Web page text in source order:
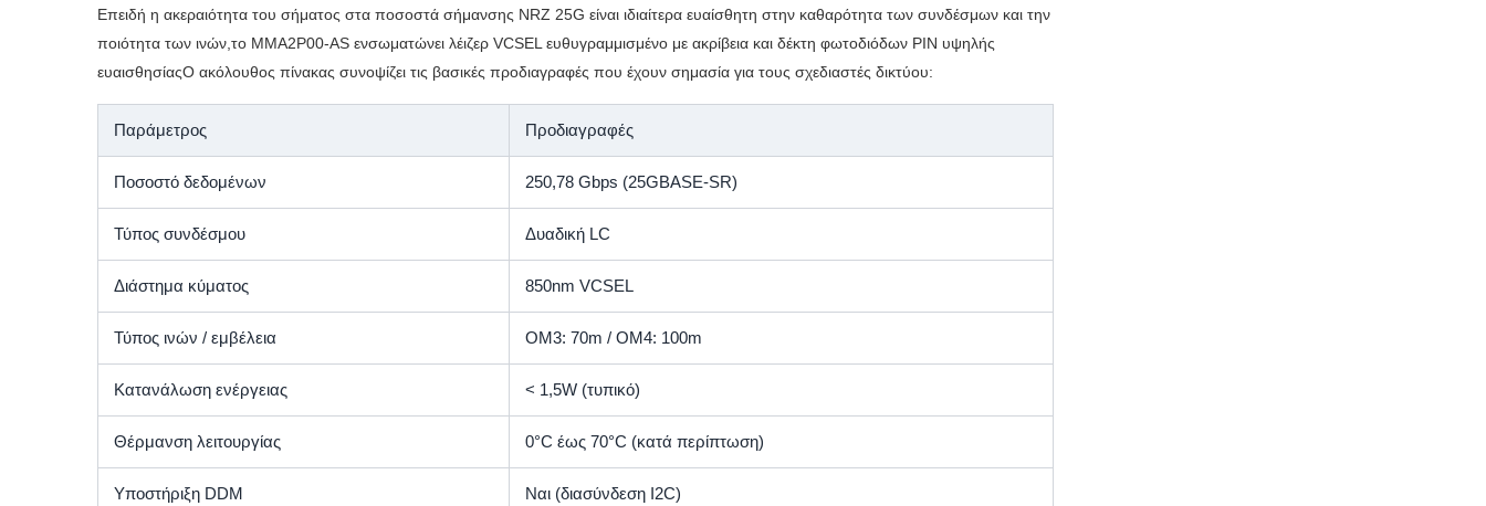
Επειδή η ακεραιότητα του σήματος στα ποσοστά σήμανσης NRZ 25G είναι ιδιαίτερα ευαίσθητη στην καθαρότητα των συνδέσμων και την
ποιότητα των ινών,το MMA2P00-AS ενσωματώνει λέιζερ VCSEL ευθυγραμμισμένο με ακρίβεια και δέκτη φωτοδιόδων PIN υψηλής
ευαισθησίαςΟ ακόλουθος πίνακας συνοψίζει τις βασικές προδιαγραφές που έχουν σημασία για τους σχεδιαστές δικτύου:
Παράμετρος Προδιαγραφές
Ποσοστό δεδομένων 250,78 Gbps (25GBASE-SR)
Τύπος συνδέσμου Δυαδική LC
Διάστημα κύματος 850nm VCSEL
Τύπος ινών / εμβέλεια OM3: 70m / OM4: 100m
Κατανάλωση ενέργειας < 1,5W (τυπικό)
Θέρμανση λειτουργίας 0°C έως 70°C (κατά περίπτωση)
Υποστήριξη DDM Ναι (διασύνδεση I2C)